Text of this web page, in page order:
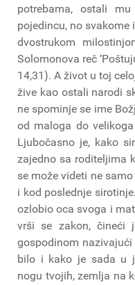
potrebama, ostali
pojedincu, no svakome
dvostrukom
Solomonova reč
14,31). A život u toj
žive kao ostali narodi
ne spominje se ime
od maloga do
Ljubočasno je, kako
zajedno sa roditeljima
se može videti ne
i kod poslednje
ozlobio oca svoga i
vrši se zakon, čineći
gospodinom nazivajući
bilo i kako je sada u
nogu tvojih, zemlja na